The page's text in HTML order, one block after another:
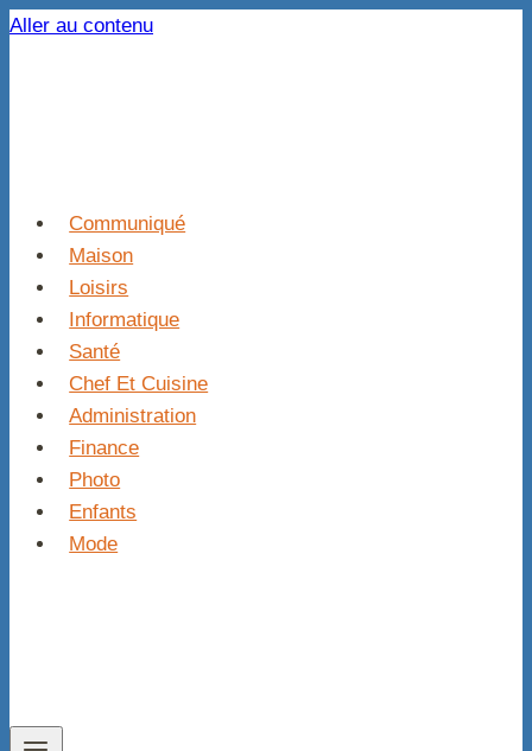
Aller au contenu
Communiqué
Maison
Loisirs
Informatique
Santé
Chef Et Cuisine
Administration
Finance
Photo
Enfants
Mode